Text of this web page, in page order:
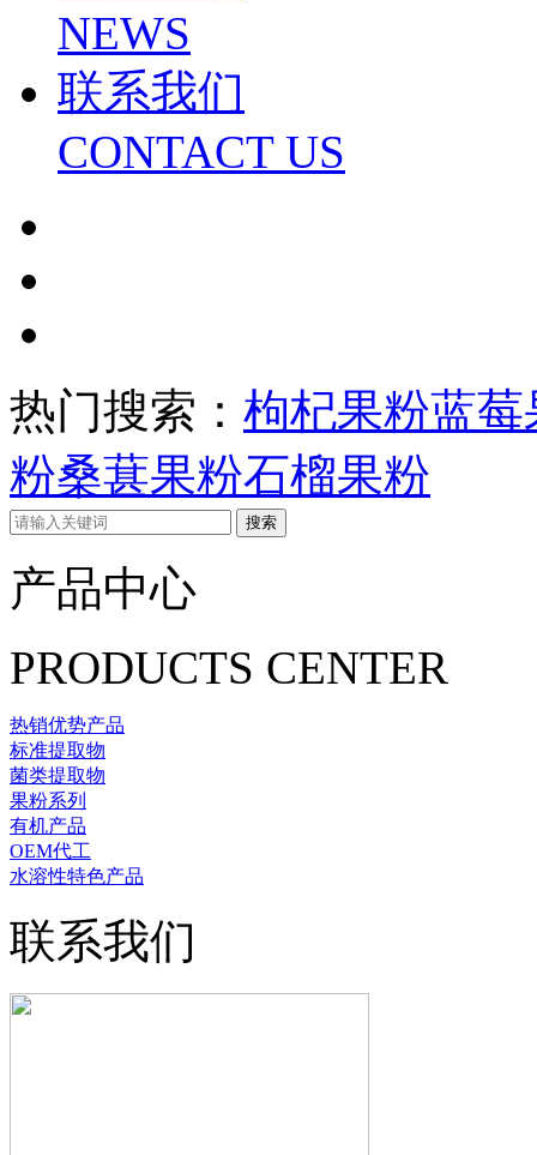
NEWS
联系我们
CONTACT US
热门搜索： 枸杞果粉蓝莓
粉桑葚果粉石榴果粉
产品中心
PRODUCTS CENTER
热销优势产品
标准提取物
菌类提取物
果粉系列
有机产品
OEM代工
水溶性特色产品
联系我们